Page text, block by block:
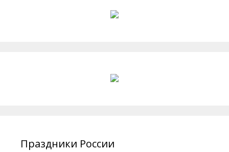
Праздники России